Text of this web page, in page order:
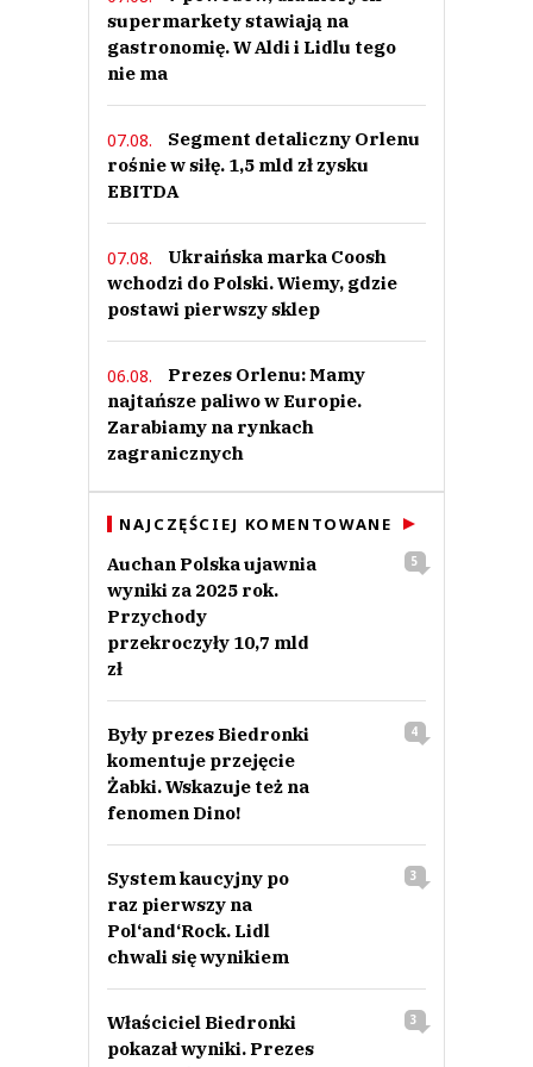
0
Od września sklepy Kauflandu otwarte w każdą niedzielę.
Inka
Odpowiedz
0
09.06.2021 / 08:23
This comment was minimized by the moderator on the site
@Sun To prawda. Zerżnęli to z niemieckich postkomunistów, gdzie od
wieków wszystkie sklepy są w niedzielę zamknięte.
0
0
09.06.2021 / 08:22
This comment was minimized by the moderator on the site
Nick
Odpowiedz
supermarkety stawiają na
gastronomię. W Aldi i Lidlu tego
nie ma
07.08.
Segment detaliczny Orlenu
rośnie w siłę. 1,5 mld zł zysku
EBITDA
07.08.
Ukraińska marka Coosh
wchodzi do Polski. Wiemy, gdzie
postawi pierwszy sklep
06.08.
Prezes Orlenu: Mamy
najtańsze paliwo w Europie.
Zarabiamy na rynkach
zagranicznych
NAJCZĘŚCIEJ KOMENTOWANE
Auchan Polska ujawnia
wyniki za 2025 rok.
Przychody
przekroczyły 10,7 mld
zł
5
Były prezes Biedronki
komentuje przejęcie
Żabki. Wskazuje też na
fenomen Dino!
4
System kaucyjny po
raz pierwszy na
Pol‘and‘Rock. Lidl
chwali się wynikiem
3
Właściciel Biedronki
pokazał wyniki. Prezes
3